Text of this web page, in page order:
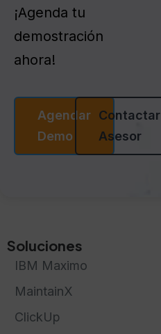
¡Agenda tu
demostración
ahora!
Agendar
Demo
Contactar
Asesor
Soluciones
IBM Maximo
MaintainX
ClickUp